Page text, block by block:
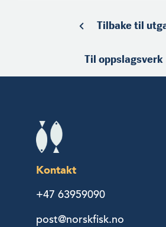
Tilbake til
Til oppslagsverk
Kontakt
+47 63959090
post@norskfisk.no